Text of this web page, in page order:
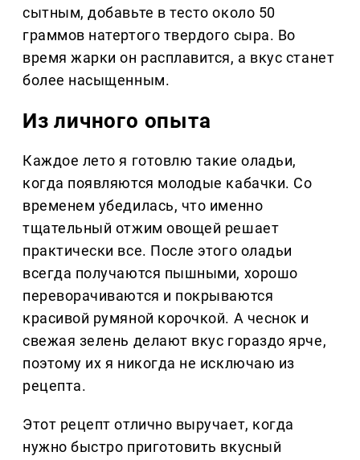
сытным, добавьте в тесто около 50
граммов натертого твердого сыра. Во
время жарки он расплавится, а вкус станет
более насыщенным.
Из личного опыта
Каждое лето я готовлю такие оладьи,
когда появляются молодые кабачки. Со
временем убедилась, что именно
тщательный отжим овощей решает
практически все. После этого оладьи
всегда получаются пышными, хорошо
переворачиваются и покрываются
красивой румяной корочкой. А чеснок и
свежая зелень делают вкус гораздо ярче,
поэтому их я никогда не исключаю из
рецепта.
Этот рецепт отлично выручает, когда
нужно быстро приготовить вкусный